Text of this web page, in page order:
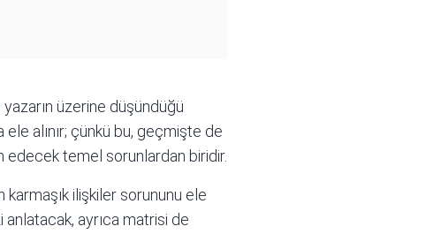
üzerine düşündüğü
alınır; çünkü bu, geçmişte de
edecek temel sorunlardan biridir.
karmaşık ilişkiler sorununu ele
anlatacak, ayrıca matrisi de